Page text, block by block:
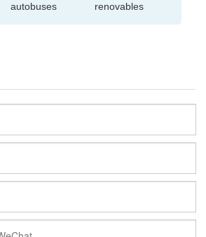
autobuses
renovables